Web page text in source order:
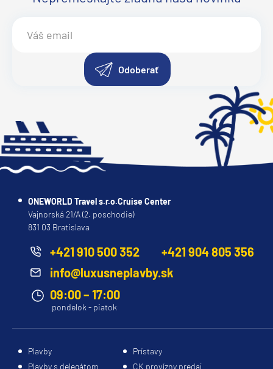
Odoberať
ONEWORLD Travel s.r.o.Cruise Center
Vajnorská 21/A (2. poschodie)
831 03 Bratislava
+421 910 500 352
+421 904 805 356
info@luxusneplavby.sk
09:00 – 17:00
pondelok - piatok
Plavby
Prístavy
Plavby s delegátom
CK provízny predaj